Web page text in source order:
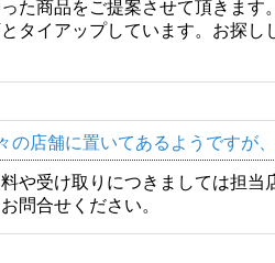
た商品をご提案させて頂きま
タイアップしています。お探
の店舗に置いてあるようですが
や受け取りにつきましては担
問合せください。